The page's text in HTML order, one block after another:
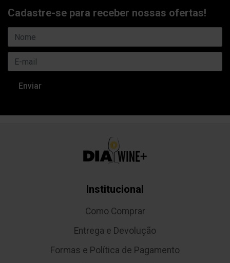
Cadastre-se para receber nossas ofertas!
Institucional
Como Comprar
Entrega e Devolução
Formas e Política de Pagamento